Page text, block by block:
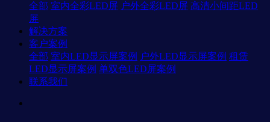
全部 室内全彩LED屏 户外全彩LED屏 高清小间距LED
屏
解决方案
客户案例
全部 室内LED显示屏案例 户外LED显示屏案例 租赁
LED显示屏案例 单双色LED屏案例
联系我们